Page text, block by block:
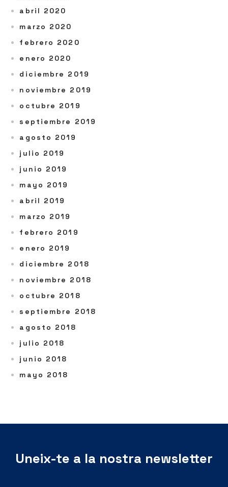
abril 2020
marzo 2020
febrero 2020
enero 2020
diciembre 2019
noviembre 2019
octubre 2019
septiembre 2019
agosto 2019
julio 2019
junio 2019
mayo 2019
abril 2019
marzo 2019
febrero 2019
enero 2019
diciembre 2018
noviembre 2018
octubre 2018
septiembre 2018
agosto 2018
julio 2018
junio 2018
mayo 2018
Uneix-te a la nostra newsletter